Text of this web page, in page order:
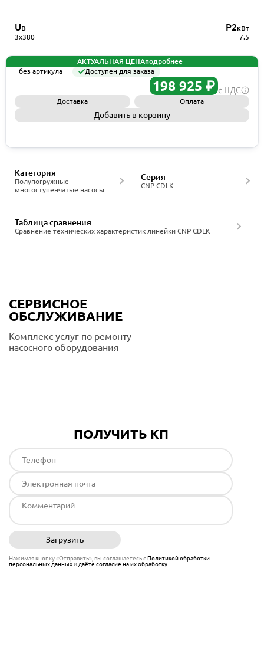
UВ
3x380
P2кВт
7.5
АКТУАЛЬНАЯ ЦЕНАподробнее
без артикула
Доступен для заказа
198 925 ₽ с НДС
Доставка Оплата
Добавить в корзину
Полупогружные
многоступенчатые насосы
Категория
CNP CDLK
Серия
Сравнение технических характеристик линейки CNP CDLK
Таблица сравнения
СЕРВИСНОЕ
ОБСЛУЖИВАНИЕ
Комплекс услуг по ремонту
насосного оборудования
ПОЛУЧИТЬ КП
Загрузить
Нажимая кнопку «Отправить», вы соглашаетесь сПолитикой обработки
персональных данныхи даёте согласие на их обработку